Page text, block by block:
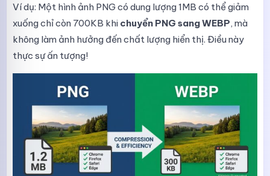
Ví dụ: Một hình ảnh PNG có dung lượng 1MB có thể giảm
xuống chỉ còn 700KB khi chuyển PNG sang WEBP, mà
không làm ảnh hưởng đến chất lượng hiển thị. Điều này
thực sự ấn tượng!